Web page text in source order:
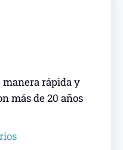
manera rápida y
más de 20 años